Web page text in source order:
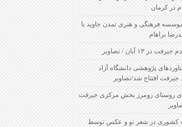
در کرمان
موسسه فرهنگی و هنری تمدن جاوید با
براهام
در ۱۳ آبان / تصاویر
پژوهشی دانشگاه آزاد
جیرفت افتتاح شد/تصاویر
روستای رومرز بخش مرکزی جیرفت
کشوری در شعر نو و عکس توسط